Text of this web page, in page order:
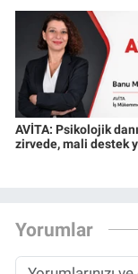
AVİTA: Psikolojik
zirvede, mali destek
Yorumlar